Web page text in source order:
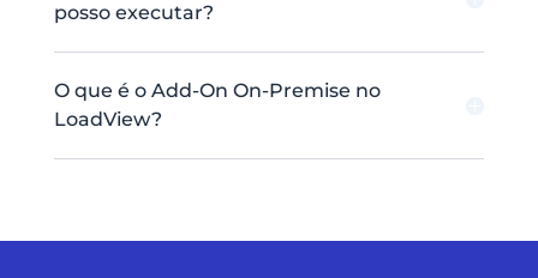
posso executar?
O que é o Add-On On-Premise no
LoadView?